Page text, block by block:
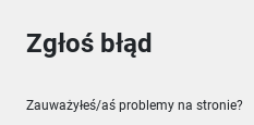
Zgłoś błąd
Zauważyłeś/aś problemy na stronie?